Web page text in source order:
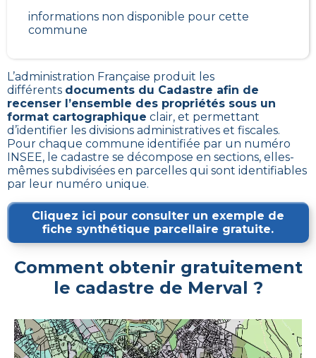
informations non disponible pour cette
commune
L’administration Française produit les
différents documents du Cadastre afin de
recenser l’ensemble des propriétés sous un
format cartographique clair, et permettant
d’identifier les divisions administratives et fiscales.
Pour chaque commune identifiée par un numéro
INSEE, le cadastre se décompose en sections, elles-
mêmes subdivisées en parcelles qui sont identifiables
par leur numéro unique.
Cliquez ici pour consulter un exemple de
fiche synthétique parcellaire gratuite.
Comment obtenir gratuitement
le cadastre de Merval ?